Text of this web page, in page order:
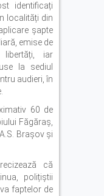
identificați
localități din
șapte
emise de
iar
la sediul
audieri, în
60 de
Făgăraș,
Brașov și
că
polițiștii
faptelor de